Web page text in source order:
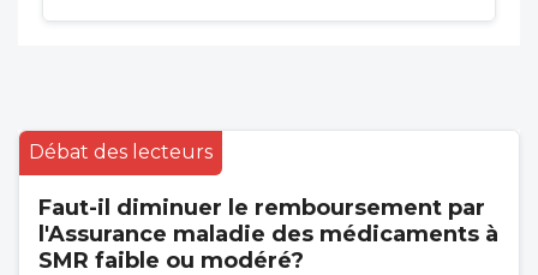
Débat des lecteurs
Faut-il diminuer le remboursement par
l'Assurance maladie des médicaments à
SMR faible ou modéré?